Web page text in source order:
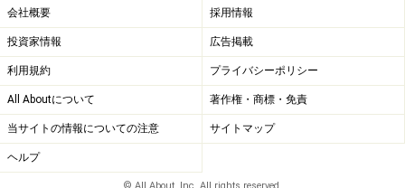
会社概要 採用情報
投資家情報 広告掲載
利用規約 プライバシーポリシー
All Aboutについて 著作権・商標・免責
当サイトの情報についての注意 サイトマップ
ヘルプ